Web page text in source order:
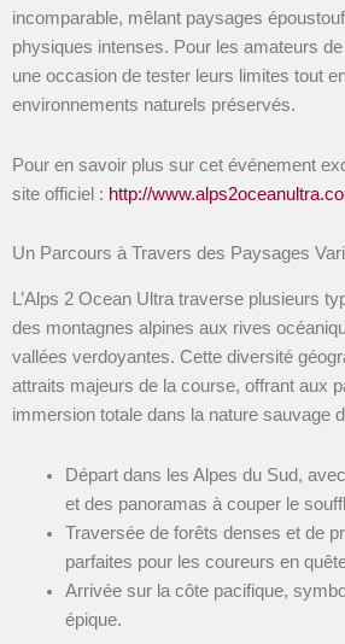
incomparable, mêlant paysages
physiques intenses. Pour les amateurs
une occasion de tester leurs limites tout
environnements naturels préservés.
Pour en savoir plus sur cet événement
site officiel : http://
Un Parcours à Travers des Paysages
L’Alps 2 Ocean Ultra traverse plusieurs
des montagnes alpines aux rives
vallées verdoyantes. Cette diversité
attraits majeurs de la course, offrant aux
immersion totale dans la nature sauvage
Départ dans les Alpes du Sud,
et des panoramas à couper le
Traversée de forêts denses et de
parfaites pour les coureurs en
Arrivée sur la côte pacifique,
épique.